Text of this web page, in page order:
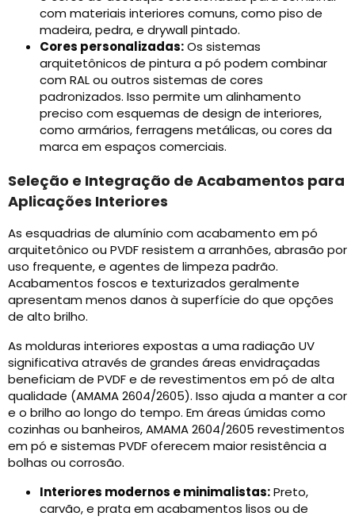
com materiais interiores comuns, como piso de
madeira, pedra, e drywall pintado.
Cores personalizadas:Os sistemas
arquitetônicos de pintura a pó podem combinar
com RAL ou outros sistemas de cores
padronizados. Isso permite um alinhamento
preciso com esquemas de design de interiores,
como armários, ferragens metálicas, ou cores da
marca em espaços comerciais.
Seleção e Integração de Acabamentos para
Aplicações Interiores
As esquadrias de alumínio com acabamento em pó
arquitetônico ou PVDF resistem a arranhões, abrasão por
uso frequente, e agentes de limpeza padrão.
Acabamentos foscos e texturizados geralmente
apresentam menos danos à superfície do que opções
de alto brilho.
As molduras interiores expostas a uma radiação UV
significativa através de grandes áreas envidraçadas
beneficiam de PVDF e de revestimentos em pó de alta
qualidade (AMAMA 2604/2605). Isso ajuda a manter a cor
e o brilho ao longo do tempo. Em áreas úmidas como
cozinhas ou banheiros, AMAMA 2604/2605 revestimentos
em pó e sistemas PVDF oferecem maior resistência a
bolhas ou corrosão.
Interiores modernos e minimalistas:Preto,
carvão, e prata em acabamentos lisos ou de